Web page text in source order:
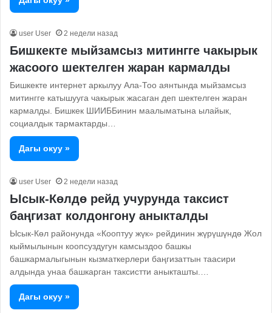
user User 2 недели назад
Бишкекте мыйзамсыз митингге чакырык
жасоого шектелген жаран кармалды
Бишкекте интернет аркылуу Ала-Тоо аянтында мыйзамсыз
митингге катышууга чакырык жасаган деп шектелген жаран
кармалды. Бишкек ШИИББинин маалыматына ылайык,
социалдык тармактарды…
Дагы окуу »
user User 2 недели назад
Ысык-Көлдө рейд учурунда таксист
баңгизат колдонгону аныкталды
Ысык-Көл районунда «Кооптуу жүк» рейдинин жүрүшүндө Жол
кыймылынын коопсуздугун камсыздоо башкы
башкармалыгынын кызматкерлери баңгизаттын таасири
алдында унаа башкарган таксистти аныкташты.…
Дагы окуу »